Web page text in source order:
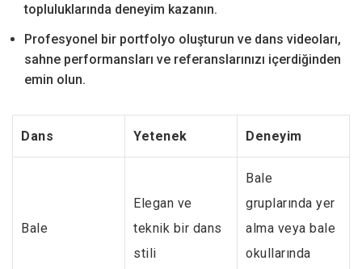
topluluklarında deneyim kazanın.
Profesyonel bir portfolyo oluşturun ve dans videoları,
sahne performansları ve referanslarınızı içerdiğinden
emin olun.
Dans Yetenek Deneyim
Bale
Elegan ve
teknik bir dans
stili
Bale
gruplarında yer
alma veya bale
okullarında